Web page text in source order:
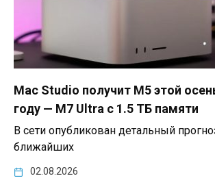
Mac Studio получит M5 этой
году — M7 Ultra с 1.5 ТБ памяти
В сети опубликован детальный
ближайших
02.08.2026